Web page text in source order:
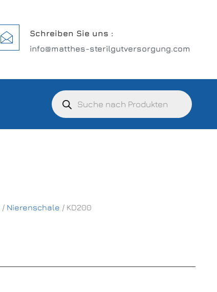
Schreiben Sie uns :
info@matthes-sterilgutversorgung.com
/ Nierenschale / KD200